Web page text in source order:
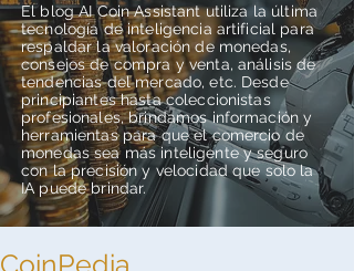
El blog AI Coin Assistant utiliza la última
tecnología de inteligencia artificial para
respaldar la valoración de monedas,
consejos de compra y venta, análisis de
tendencias del mercado, etc. Desde
principiantes hasta coleccionistas
profesionales, brindamos información y
herramientas para que el comercio de
monedas sea más inteligente y seguro
con la precisión y velocidad que solo la
IA puede brindar.
CoinPedia